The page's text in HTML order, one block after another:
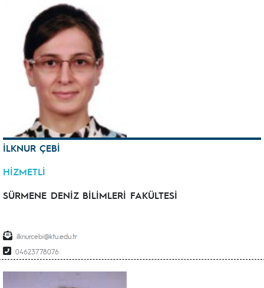
İLKNUR ÇEBİ
HİZMETLİ
SÜRMENE DENİZ BİLİMLERİ FAKÜLTESİ
ilknurcebi
04623778076